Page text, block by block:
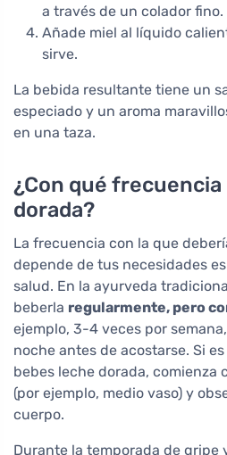
a través de un colador fino.
Añade miel al líquido
sirve.
La bebida resultante tiene un
especiado y un aroma
en una taza.
¿Con qué
dorada?
La frecuencia con la que
depende de tus necesidades
salud. En la ayurveda
beberla regularmente, pero
ejemplo, 3-4 veces por
noche antes de acostarse. Si
bebes leche dorada, comienza
(por ejemplo, medio vaso) y
cuerpo.
Durante la temporada de gripe